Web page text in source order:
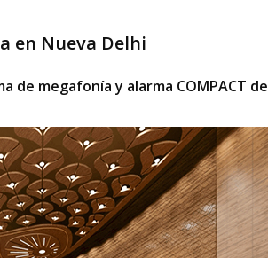
en Nueva Delhi
de megafonía y alarma COMPACT de